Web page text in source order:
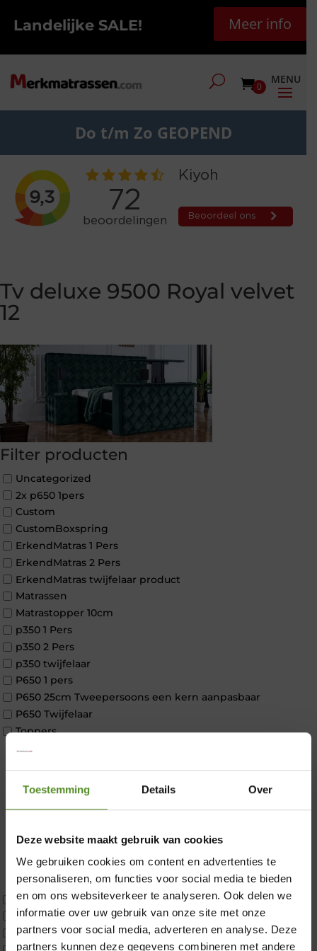
Toestemming Details Over
Deze website maakt gebruik van cookies
We gebruiken cookies om content en advertenties te
personaliseren, om functies voor social media te bieden
en om ons websiteverkeer te analyseren. Ook delen we
informatie over uw gebruik van onze site met onze
partners voor social media, adverteren en analyse. Deze
partners kunnen deze gegevens combineren met andere
Landelijke SALE! Meer info
0
Do t/m Zo GEOPEND
Tv deluxe 9500 Royal velvet
12
Filter producten
Uncategorized
2x p650 1pers
Custom
CustomBoxspring
ErkendMatras 1 Pers
ErkendMatras 2 Pers
ErkendMatras twijfelaar product
Matrassen
Matrastopper 10cm
p350 1 Pers
p350 2 Pers
p350 twijfelaar
P650 1 pers
P650 25cm Tweepersoons een kern aanpasbaar
P650 Twijfelaar
Toppers
2 personen split
Latex
Traagschuim
Tweepersoons 1 kern
Tweepersoons 1 kern product
Tweepersoons 2 kernen
×